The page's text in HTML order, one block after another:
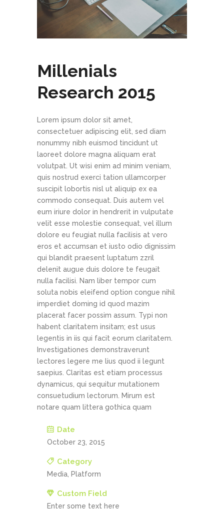
Millenials
Research 2015
Lorem ipsum dolor sit amet,
consectetuer adipiscing elit, sed diam
nonummy nibh euismod tincidunt ut
laoreet dolore magna aliquam erat
volutpat. Ut wisi enim ad minim veniam,
quis nostrud exerci tation ullamcorper
suscipit lobortis nisl ut aliquip ex ea
commodo consequat. Duis autem vel
eum iriure dolor in hendrerit in vulputate
velit esse molestie consequat, vel illum
dolore eu feugiat nulla facilisis at vero
eros et accumsan et iusto odio dignissim
qui blandit praesent luptatum zzril
delenit augue duis dolore te feugait
nulla facilisi. Nam liber tempor cum
soluta nobis eleifend option congue nihil
imperdiet doming id quod mazim
placerat facer possim assum. Typi non
habent claritatem insitam; est usus
legentis in iis qui facit eorum claritatem.
Investigationes demonstraverunt
lectores legere me lius quod ii legunt
saepius. Claritas est etiam processus
dynamicus, qui sequitur mutationem
consuetudium lectorum. Mirum est
notare quam littera gothica quam
Date
October 23, 2015
Category
Media, Platform
Custom Field
Enter some text here